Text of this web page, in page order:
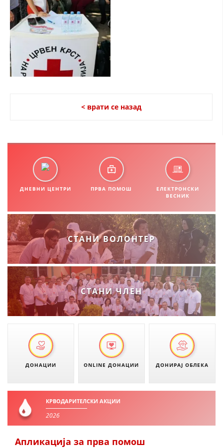
КОНТАКТ ИНФОРМАЦИИ
ЧЛЕНСТВО ВО ПРОФЕСИОНАЛНИ ТЕЛА
ЗАКОН ЗА ЦКРМ
ОРГАНИЗАЦИЈА И РАЗВОЈ
РАКОВОДЕН ОДБОР
СОБРАНИЕ
ДИСЕМИНАЦИЈА
MЕЃУНАРОДНО ХУМАНИТАРНО ПРАВО
ПРОМОЦИЈА НА ХУМАНИ ВРЕДНОСТИ
УПОТРЕБА И ЗАШТИТА НА АМБЛЕМОТ
СОЦИЈАЛНО ХУМАНИТАРНА ДЕЈНОСТ
ПОДГОТВЕНОСТ И ДЕЈСТВО ПРИ КАТАСТРОФИ
< врати се назад
ДНЕВНИ ЦЕНТРИ ПРВА ПОМОШ
ЕЛЕКТРОНСКИ
ВЕСНИК
СТАНИ ВОЛОНТЕР
СТАНИ ЧЛЕН
ДОНАЦИИ ONLINE ДОНАЦИИ ДОНИРАЈ ОБЛЕКА
КРВОДАРИТЕЛСКИ АКЦИИ
2026
Апликација за прва помош